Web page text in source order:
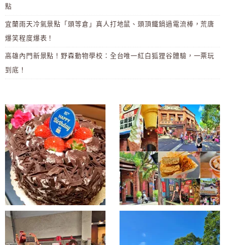
點
宜蘭雨天冷氣景點「頭等倉」真人打地鼠、頭頂鐵鍋過電流棒，荒唐
爆笑程度爆表！
高雄內門新景點！野森動物學校：全台唯一紅白狐狸谷體驗，一票玩
到底！